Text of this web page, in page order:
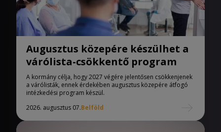
Augusztus közepére készülhet a
várólista-csökkentő program
A kormány célja, hogy 2027 végére jelentősen csökkenjenek
a várólisták, ennek érdekében augusztus közepére átfogó
intézkedési program készül.
2026. augusztus 07.Belföld